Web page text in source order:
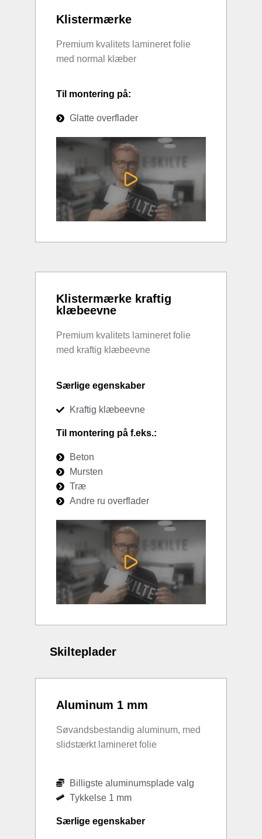
Klistermærke
Premium kvalitets lamineret folie
med normal klæber
Til montering på:
Glatte overflader
Klistermærke kraftig
klæbeevne
Premium kvalitets lamineret folie
med kraftig klæbeevne
Særlige egenskaber
Kraftig klæbeevne
Til montering på f.eks.:
Beton
Mursten
Træ
Andre ru overflader
Skilteplader
Aluminum 1 mm
Søvandsbestandig aluminum, med
slidstærkt lamineret folie
Billigste aluminumsplade valg
Tykkelse 1 mm
Særlige egenskaber